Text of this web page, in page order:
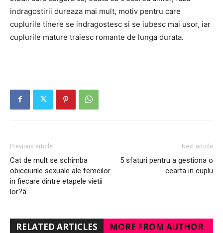
indragostirii dureaza mai mult, motiv pentru care
cuplurile tinere se indragostesc si se iubesc mai usor, iar
cuplurile mature traiesc romante de lunga durata.
Previous article
Cat de mult se schimba
obiceiurile sexuale ale femeilor
in fiecare dintre etapele vietii
lor?â
Next article
5 sfaturi pentru a gestiona o
cearta in cuplu
RELATED ARTICLES MORE FROM AUTHOR